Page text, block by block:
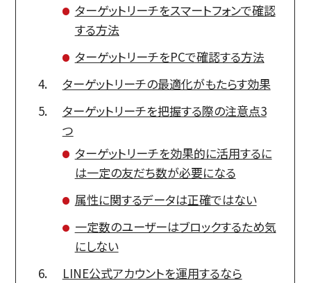
ターゲットリーチをスマートフォンで確認
する方法
ターゲットリーチをPCで確認する方法
ターゲットリーチの最適化がもたらす効果
ターゲットリーチを把握する際の注意点3
つ
ターゲットリーチを効果的に活用するに
は一定の友だち数が必要になる
属性に関するデータは正確ではない
一定数のユーザーはブロックするため気
にしない
LINE公式アカウントを運用するなら